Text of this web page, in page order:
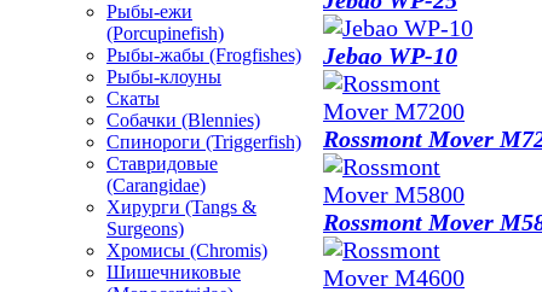
Рыбы-ежи
(Porcupinefish)
Рыбы-жабы (Frogfishes)
Рыбы-клоуны
Скаты
Собачки (Blennies)
Спинороги (Triggerfish)
Ставридовые
(Carangidae)
Хирурги (Tangs &
Surgeons)
Хромисы (Chromis)
Шишечниковые
Jebao WP-10
Rossmont Mover
Rossmont Mover